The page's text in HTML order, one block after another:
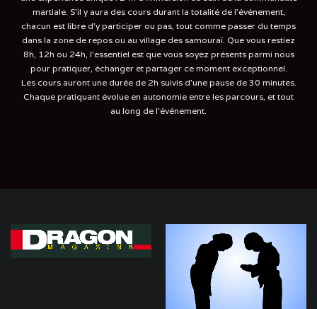
martiale. S'il y aura des cours durant la totalité de l'événement,
chacun est libre d'y participer ou pas, tout comme passer du temps
dans la zone de repos ou au village des samouraï. Que vous restiez
8h, 12h ou 24h, l'essentiel est que vous soyez présents parmi nous
pour pratiquer, échanger et partager ce moment exceptionnel.
Les cours auront une durée de 2h suivis d'une pause de 30 minutes.
Chaque pratiquant évolue en autonomie entre les parcours, et tout
au long de l'événement.